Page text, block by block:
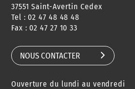
37551 Saint-Avertin Cedex
Tel : 02 47 48 48 48
Fax : 02 47 27 10 33
NOUS CONTACTER
Ouverture du lundi au vendredi